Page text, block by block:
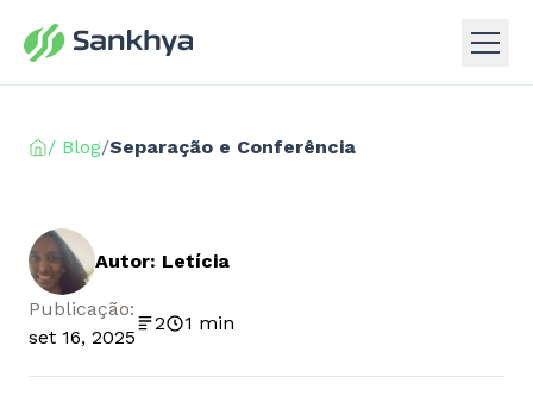
/ Blog/Separação e Conferência
Autor: Letícia
Publicação:
set 16, 2025
2 1 min